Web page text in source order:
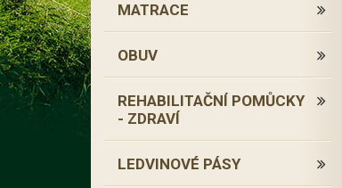
MATRACE
OBUV
REHABILITAČNÍ POMŮCKY
- ZDRAVÍ
LEDVINOVÉ PÁSY